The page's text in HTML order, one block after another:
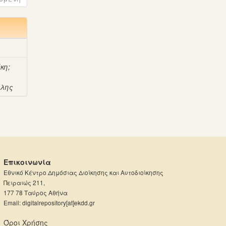
;
Επικοινωνία
Εθνικό Κέντρο Δημόσιας Διοίκησης και Αυτοδιοίκησης
Πειραιώς 211,
177 78 Ταύρος Αθήνα
Email: digitalrepository[at]ekdd.gr
Όροι Χρήσης